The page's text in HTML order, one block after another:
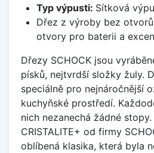
Typ výpusti: Sítková
Dřez z výroby bez
otvory pro baterii a
Dřezy SCHOCK jsou
písků, nejtvrdší složky žuly.
speciálně pro nejnáročnější
kuchyňské prostředí.
nich nezanechá žádné
CRISTALITE+ od firmy
oblíbená klasika, která byla